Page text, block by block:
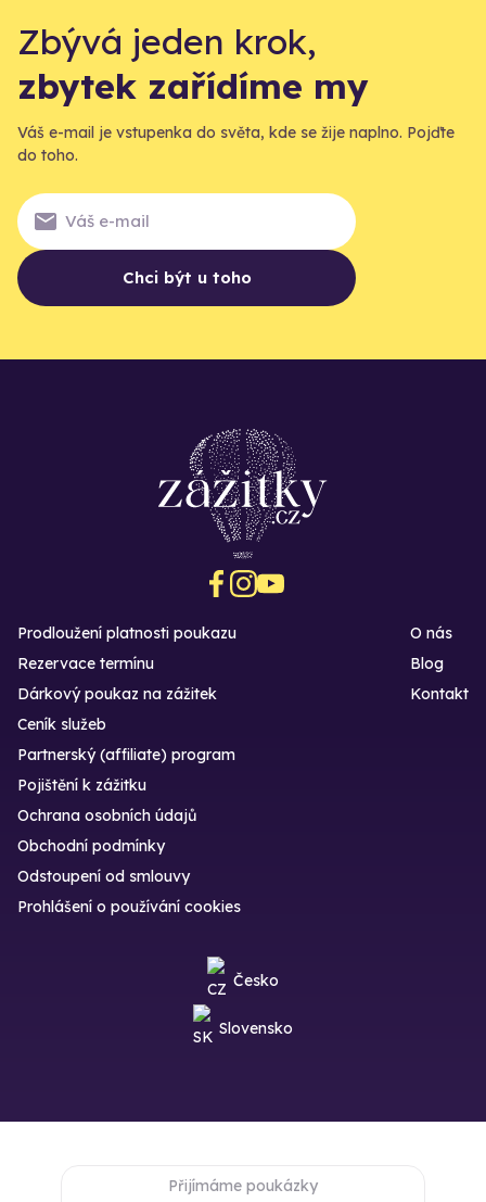
Zbývá jeden krok,
zbytek zařídíme my
Váš e-mail je vstupenka do světa, kde se žije naplno. Pojďte
do toho.
Chci být u toho
Prodloužení platnosti poukazu
Rezervace termínu
Dárkový poukaz na zážitek
O nás
Blog
Kontakt
Ceník služeb
Partnerský (affiliate) program
Pojištění k zážitku
Ochrana osobních údajů
Obchodní podmínky
Odstoupení od smlouvy
Prohlášení o používání cookies
Česko
Slovensko
Přijímáme poukázky